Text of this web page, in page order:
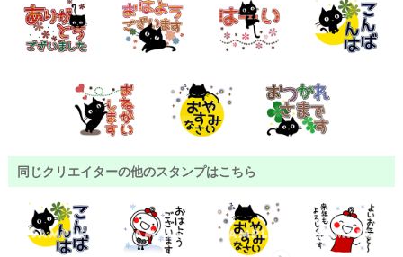
同じクリエイターの他のスタンプはこちら